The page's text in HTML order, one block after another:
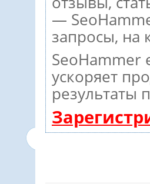
—
запросы, на
SeoHammer
ускоряет
результаты